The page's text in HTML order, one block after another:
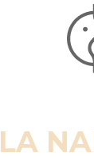
LA